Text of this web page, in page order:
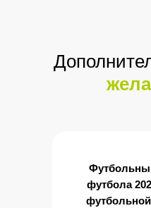
футбола